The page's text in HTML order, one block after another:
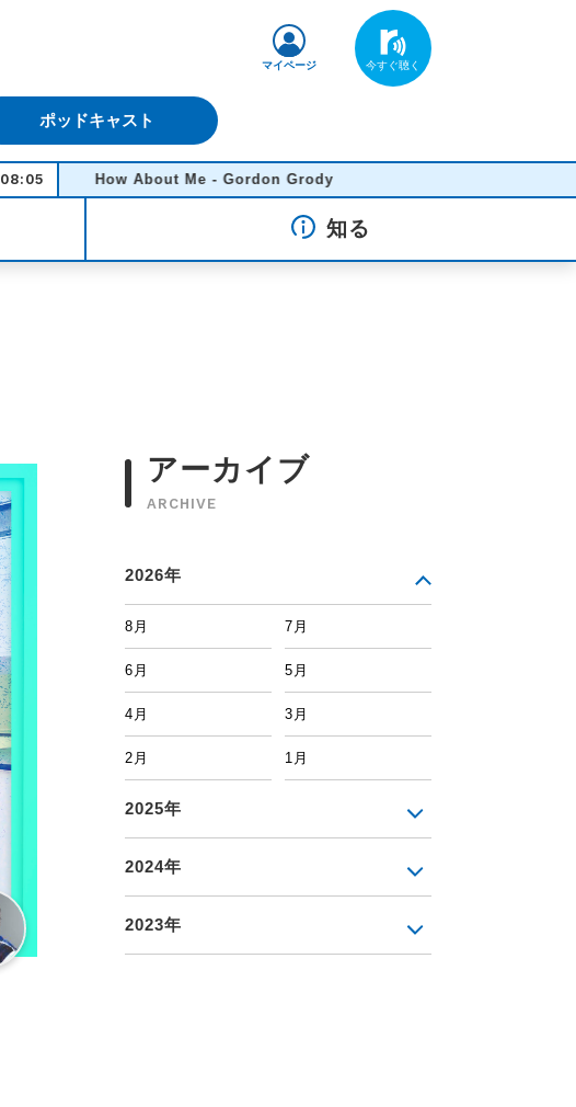
ポッドキャスト
マイページ
08:05How About Me - Gordon Grody
知る
アーカイブ
ARCHIVE
2026年
8月 7月
6月 5月
4月 3月
2月 1月
2025年
2024年
2023年